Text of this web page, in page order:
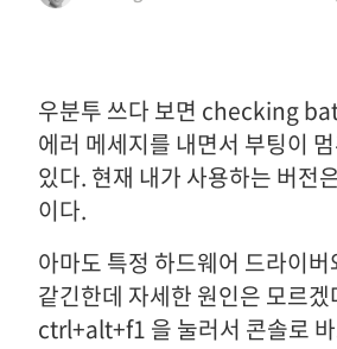
우분투 쓰다 보면 checking
에러 메세지를 내면서 부팅이
있다. 현재 내가 사용하는 버전
이다.
아마도 특정 하드웨어 드라이
같긴한데 자세한 원인은 모르
ctrl+alt+f1 을 눌러서 콘솔로